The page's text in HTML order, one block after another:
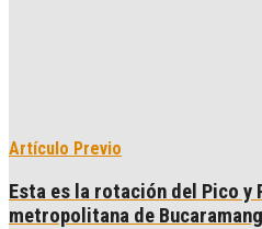
Artículo Previo
Esta es la rotación del Pico y
metropolitana de